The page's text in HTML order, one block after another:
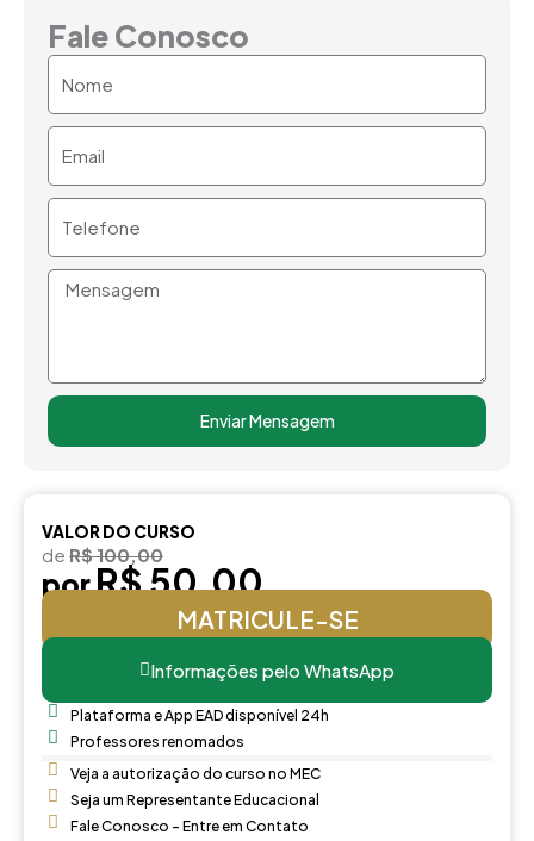
Fale Conosco
Mensagem
Enviar Mensagem
VALOR DO CURSO
de R$ 100,00
porR$ 50,00
MATRICULE-SE
Informações pelo WhatsApp
Plataforma e App EAD disponível 24h
Professores renomados
Veja a autorização do curso no MEC
Seja um Representante Educacional
Fale Conosco - Entre em Contato